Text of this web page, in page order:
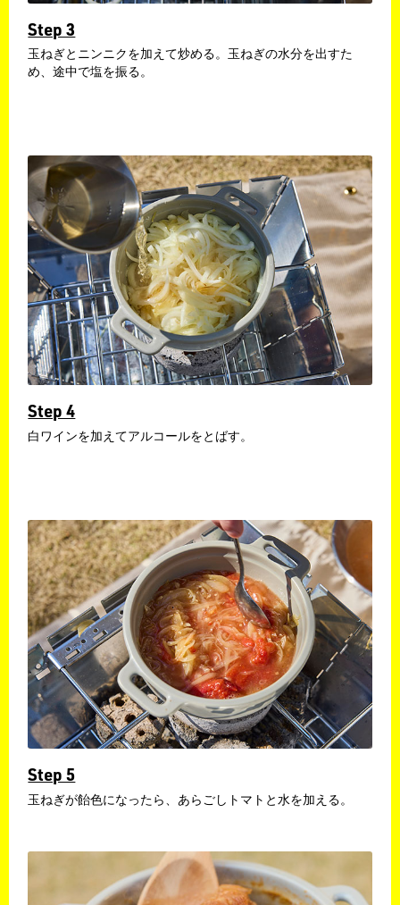
Step 3
玉ねぎとニンニクを加えて炒める。玉ねぎの水分を出すた
め、途中で塩を振る。
Step 4
​白ワインを加えてアルコールをとばす。
Step 5
玉ねぎが飴色になったら、あらごしトマトと水を加える。